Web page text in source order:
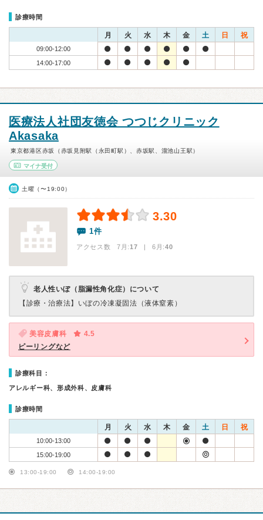
診療時間
月 火 水 木 金 土 日 祝
09:00-12:00
14:00-17:00
医療法人社団友徳会 つつじクリニック
Akasaka
東京都港区赤坂（赤坂見附駅（永田町駅）、赤坂駅、溜池山王駅）
マイナ受付
土曜（〜19:00）
3.30
1件
アクセス数 7月:17 | 6月:40
老人性いぼ（脂漏性角化症）について
【診療・治療法】 いぼの冷凍凝固法（液体窒素）
美容皮膚科
4.5
ピーリングなど
診療科目：
アレルギー科、形成外科、皮膚科
診療時間
月 火 水 木 金 土 日 祝
10:00-13:00
15:00-19:00
13:00-19:00 14:00-19:00